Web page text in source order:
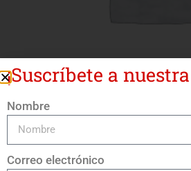
¡Suscríbete a
Nombre
Correo electrónico